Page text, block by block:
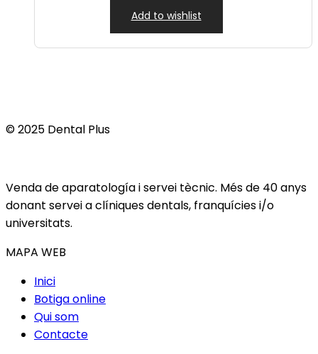
Add to wishlist
© 2025 Dental Plus
Venda de aparatología i servei tècnic. Més de 40 anys
donant servei a clíniques dentals, franquícies i/o
universitats.
MAPA WEB
Inici
Botiga online
Qui som
Contacte